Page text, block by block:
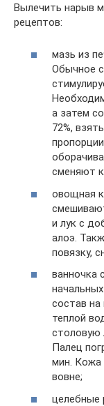
Вылечить нарыв
рецептов:
мазь из
Обычное
а затем
72%,
сменяют
овощная
и лук с
алоэ.
повязку,
ванночка
состав на
теплой
столовую
Палец
мин. Кожа
вовне;
целебные